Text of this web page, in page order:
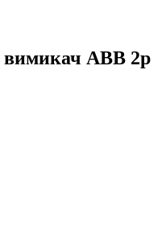
ABB 2р